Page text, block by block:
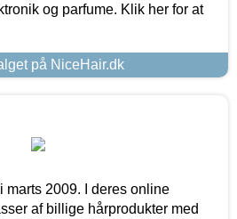
og parfume. Klik her for at
på NiceHair.dk
marts 2009. I deres online
af billige hårprodukter med